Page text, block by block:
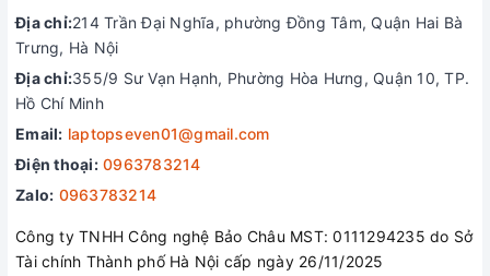
1x RJ45
1x USB 3.2 Gen 1 Type-A
1x SD, 1x USB 2.0 Type-A
giúp người dùng dễ dàng kết nối với các thiết bị
ngoại vi hỗ trợ công việc thuận tiện hơn.
Liên hệ ngay đội ngũ hỗ trợ để nhận bộ quà tặng
Địa chỉ:214 Trần Đại Nghĩa, phường Đồng Tâm, Quận Hai Bà
Trưng, Hà Nội
Địa chỉ:355/9 Sư Vạn Hạnh, Phường Hòa Hưng, Quận 10, TP.
Hồ Chí Minh
Email: laptopseven01@gmail.com
Điện thoại: 0963783214
Zalo: 0963783214
Công ty TNHH Công nghệ Bảo Châu MST: 0111294235 do Sở
Tài chính Thành phố Hà Nội cấp ngày 26/11/2025